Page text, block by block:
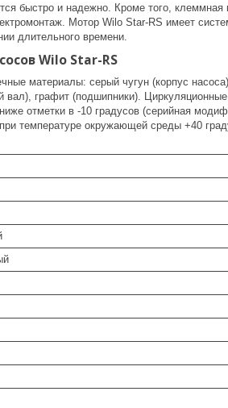
быстро и надежно. Кроме того, клеммная
Мотор Wilo Star-RS имеет
длительного времени.
Wilo Star-RS
материалы: серый чугун (корпус
вал), графит (подшипники).
отметки в -10 градусов (серийная
температуре окружающей среды +40